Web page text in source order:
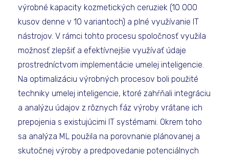
výrobné kapacity kozmetických ceruziek (10 000
kusov denne v 10 variantoch) a plné využívanie IT
nástrojov. V rámci tohto procesu spoločnosť využila
možnosť zlepšiť a efektívnejšie využívať údaje
prostredníctvom implementácie umelej inteligencie.
Na optimalizáciu výrobných procesov boli použité
techniky umelej inteligencie, ktoré zahŕňali integráciu
a analýzu údajov z rôznych fáz výroby vrátane ich
prepojenia s existujúcimi IT systémami. Okrem toho
sa analýza ML použila na porovnanie plánovanej a
skutočnej výroby a predpovedanie potenciálnych